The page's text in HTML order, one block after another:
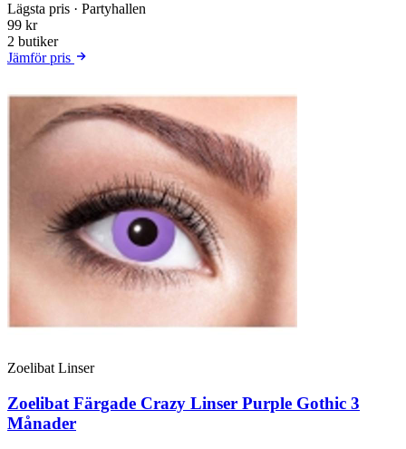
Lägsta pris · Partyhallen
99 kr
2 butiker
Jämför pris
Zoelibat Linser
Zoelibat Färgade Crazy Linser Purple Gothic 3
Månader